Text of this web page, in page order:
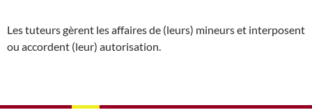
Les tuteurs gèrent les affaires de (leurs) mineurs et interposent
ou accordent (leur) autorisation.